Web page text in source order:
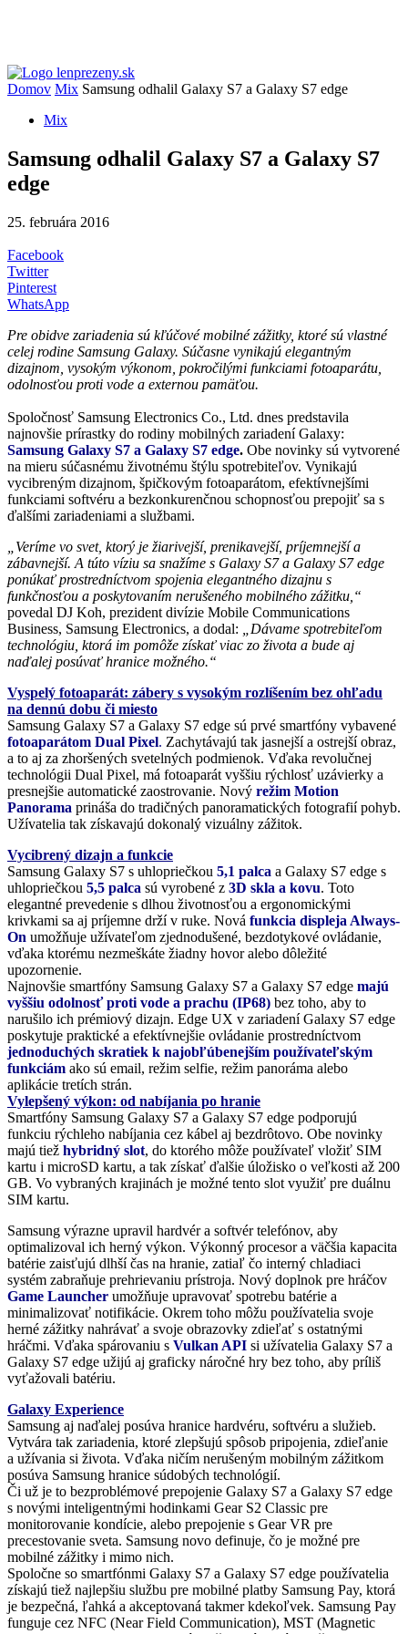
Domov Mix Samsung odhalil Galaxy S7 a Galaxy S7 edge
Mix
Samsung odhalil Galaxy S7 a Galaxy S7
edge
25. februára 2016
Facebook
Twitter
Pinterest
WhatsApp
Pre obidve zariadenia sú kľúčové mobilné zážitky, ktoré sú vlastné
celej rodine Samsung Galaxy. Súčasne vynikajú elegantným
dizajnom, vysokým výkonom, pokročilými funkciami fotoaparátu,
odolnosťou proti vode a externou pamäťou.
Spoločnosť Samsung Electronics Co., Ltd. dnes predstavila
najnovšie prírastky do rodiny mobilných zariadení Galaxy:
Samsung Galaxy S7 a Galaxy S7 edge. Obe novinky sú vytvorené
na mieru súčasnému životnému štýlu spotrebiteľov. Vynikajú
vycibreným dizajnom, špičkovým fotoaparátom, efektívnejšími
funkciami softvéru a bezkonkurenčnou schopnosťou prepojiť sa s
ďalšími zariadeniami a službami.
„Veríme vo svet, ktorý je žiarivejší, prenikavejší, príjemnejší a
zábavnejší. A túto víziu sa snažíme s Galaxy S7 a Galaxy S7 edge
ponúkať prostredníctvom spojenia elegantného dizajnu s
funkčnosťou a poskytovaním nerušeného mobilného zážitku,“
povedal DJ Koh, prezident divízie Mobile Communications
Business, Samsung Electronics, a dodal:
„Dávame spotrebiteľom
technológiu, ktorá im pomôže získať viac zo života a bude aj
naďalej posúvať hranice možného.“
Vyspelý fotoaparát: zábery s vysokým rozlíšením bez ohľadu
na dennú dobu či miesto
Samsung Galaxy S7 a Galaxy S7 edge sú prvé smartfóny vybavené
fotoaparátom Dual Pixel. Zachytávajú tak jasnejší a ostrejší obraz,
a to aj za zhoršených svetelných podmienok. Vďaka revolučnej
technológii Dual Pixel, má fotoaparát vyššiu rýchlosť uzávierky a
presnejšie automatické zaostrovanie. Nový režim Motion
Panorama prináša do tradičných panoramatických fotografií pohyb.
Užívatelia tak získavajú dokonalý vizuálny zážitok.
Vycibrený dizajn a funkcie
Samsung Galaxy S7 s uhlopriečkou 5,1 palca a Galaxy S7 edge s
uhlopriečkou 5,5 palca sú vyrobené z 3D skla a kovu. Toto
elegantné prevedenie s dlhou životnosťou a ergonomickými
krivkami sa aj príjemne drží v ruke. Nová funkcia displeja Always-
On umožňuje užívateľom zjednodušené, bezdotykové ovládanie,
vďaka ktorému nezmeškáte žiadny hovor alebo dôležité
upozornenie.
Najnovšie smartfóny Samsung Galaxy S7 a Galaxy S7 edge majú
vyššiu odolnosť proti vode a prachu (IP68) bez toho, aby to
narušilo ich prémiový dizajn. Edge UX v zariadení Galaxy S7 edge
poskytuje praktické a efektívnejšie ovládanie prostredníctvom
jednoduchých skratiek k najobľúbenejším používateľským
funkciám ako sú email, režim selfie, režim panoráma alebo
aplikácie tretích strán.
Vylepšený výkon: od nabíjania po hranie
Smartfóny Samsung Galaxy S7 a Galaxy S7 edge podporujú
funkciu rýchleho nabíjania cez kábel aj bezdrôtovo. Obe novinky
majú tiež hybridný slot, do ktorého môže používateľ vložiť SIM
kartu i microSD kartu, a tak získať ďalšie úložisko o veľkosti až 200
GB. Vo vybraných krajinách je možné tento slot využiť pre duálnu
SIM kartu.
Samsung výrazne upravil hardvér a softvér telefónov, aby
optimalizoval ich herný výkon. Výkonný procesor a väčšia kapacita
batérie zaisťujú dlhší čas na hranie, zatiaľ čo interný chladiaci
systém zabraňuje prehrievaniu prístroja. Nový doplnok pre hráčov
Game Launcher umožňuje upravovať spotrebu batérie a
minimalizovať notifikácie. Okrem toho môžu používatelia svoje
herné zážitky nahrávať a svoje obrazovky zdieľať s ostatnými
hráčmi. Vďaka spárovaniu s Vulkan API si užívatelia Galaxy S7 a
Galaxy S7 edge užijú aj graficky náročné hry bez toho, aby príliš
vyťažovali batériu.
Galaxy Experience
Samsung aj naďalej posúva hranice hardvéru, softvéru a služieb.
Vytvára tak zariadenia, ktoré zlepšujú spôsob pripojenia, zdieľanie
a užívania si života. Vďaka ničím nerušeným mobilným zážitkom
posúva Samsung hranice súdobých technológií.
Či už je to bezproblémové prepojenie Galaxy S7 a Galaxy S7 edge
s novými inteligentnými hodinkami Gear S2 Classic pre
monitorovanie kondície, alebo prepojenie s Gear VR pre
precestovanie sveta. Samsung novo definuje, čo je možné pre
mobilné zážitky i mimo nich.
Spoločne so smartfónmi Galaxy S7 a Galaxy S7 edge používatelia
získajú tiež najlepšiu službu pre mobilné platby Samsung Pay, ktorá
je bezpečná, ľahká a akceptovaná takmer kdekoľvek. Samsung Pay
funguje cez NFC (Near Field Communication), MST (Magnetic